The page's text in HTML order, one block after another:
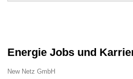
Energie Jobs und
New Netz GmbH